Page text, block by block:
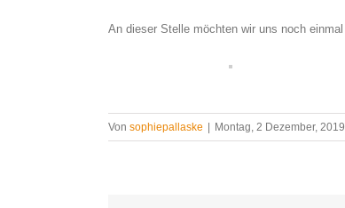
An dieser Stelle möchten wir uns noch
Von sophiepallaske | Montag, 2 Dezember, 2019